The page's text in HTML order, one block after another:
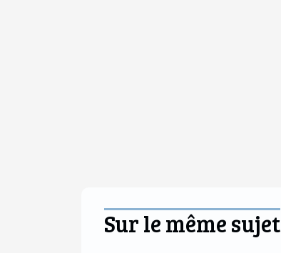
Sur le même sujet